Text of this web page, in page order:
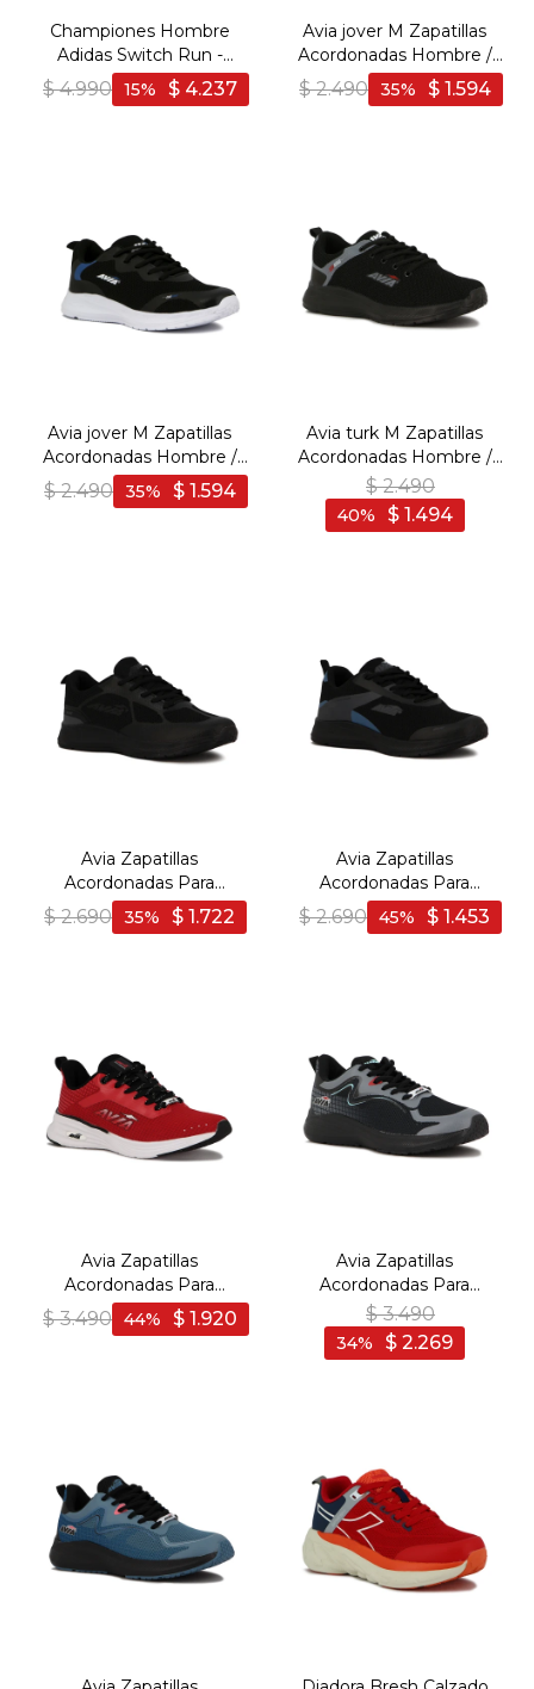
Championes Hombre
Adidas Switch Run -
Blanco-Rojo
$ 4.990 $ 4.237
15
Avia jover M Zapatillas
Acordonadas Hombre /
gris oscuro /blanco - Gris
Oscuro-Blanco
$ 2.490 $ 1.594
35
Avia jover M Zapatillas
Acordonadas Hombre /
negro/roya - Negro-Royal
$ 2.490 $ 1.594
35
Avia turk M Zapatillas
Acordonadas Hombre /
negro/gris - Negro-Gris
$ 2.490
$ 1.494
40
Avia Zapatillas
Acordonadas Para
Hombre Evan - Black -
Negro-Negro
$ 2.690 $ 1.722
35
Avia Zapatillas
Acordonadas Para
Hombre Melvin-
Black/Steel Blue - Negro-
$ 2.690 $ 1.453
45
Avia Zapatillas
Acordonadas Para
Hombre Chad- Red/Black
- Rojo-Negro
$ 3.490 $ 1.920
44
Avia Zapatillas
Acordonadas Para
Hombre Rio- Black/DK
Grey - Negro-Gris
$ 3.490
$ 2.269
34